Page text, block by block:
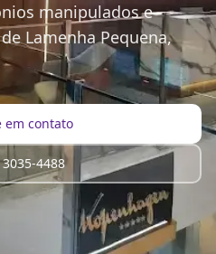
manipulados e
Lamenha Pequena,
em contato
3035-4488